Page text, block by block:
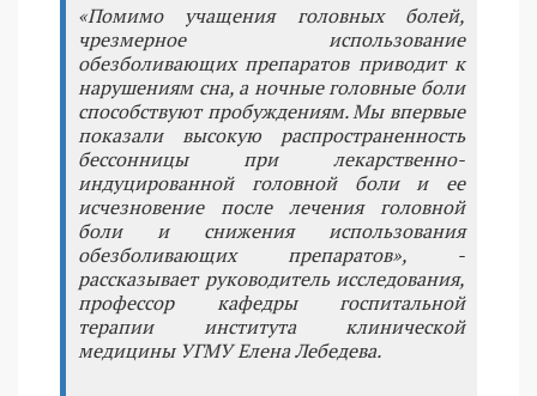
«Помимо учащения головных болей,
чрезмерное использование
обезболивающих препаратов приводит к
нарушениям сна, а ночные головные боли
способствуют пробуждениям. Мы впервые
показали высокую распространенность
бессонницы при лекарственно-
индуцированной головной боли и ее
исчезновение после лечения головной
боли и снижения использования
обезболивающих препаратов», -
рассказывает руководитель исследования,
профессор кафедры госпитальной
терапии института клинической
медицины УГМУ Елена Лебедева.